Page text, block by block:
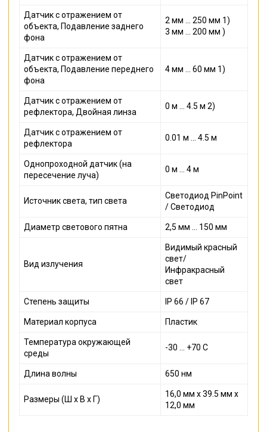
Датчик с отражением от
объекта, Подавление заднего
фона
2 мм ... 250 мм 1)
3 мм ... 200 мм )
Датчик с отражением от
объекта, Подавление переднего
фона
4 мм ... 60 мм 1)
Датчик с отражением от
рефлектора, Двойная линза
0 м ... 4.5 м 2)
Датчик с отражением от
рефлектора
0.01 м ... 4.5 м
Однопроходной датчик (на
пересечение луча)
0 м ... 4 м
Источник света, тип света
Светодиод PinPoint
/ Светодиод
Диаметр светового пятна 2,5 мм ... 150 мм
Вид излучения
Видимый красный
свет/
Инфракрасный
свет
Степень защиты IP 66 / IP 67
Материал корпуса Пластик
Температура окружающей
среды
-30 ... +70 С
Длина волны 650 нм
Размеры (Ш x В x Г)
16,0 мм x 39.5 мм x
12,0 мм